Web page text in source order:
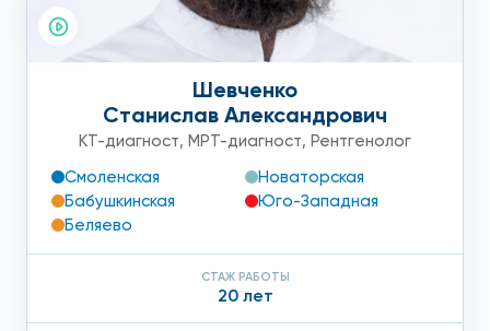
Шевченко
Станислав Александрович
КТ-диагност, МРТ-диагност, Рентгенолог
Смоленская
Новаторская
Бабушкинская
Юго-Западная
Беляево
СТАЖ РАБОТЫ
20 лет